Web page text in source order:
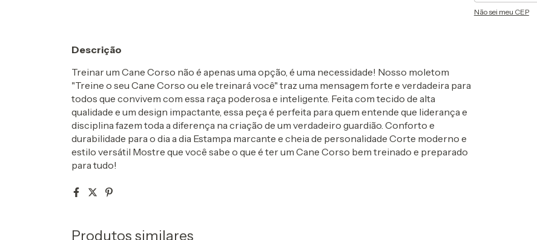
Não sei meu CEP
Descrição
Treinar um Cane Corso não é apenas uma opção, é uma necessidade! Nosso moletom
"Treine o seu Cane Corso ou ele treinará você" traz uma mensagem forte e verdadeira para
todos que convivem com essa raça poderosa e inteligente. Feita com tecido de alta
qualidade e um design impactante, essa peça é perfeita para quem entende que liderança e
disciplina fazem toda a diferença na criação de um verdadeiro guardião. Conforto e
durabilidade para o dia a dia Estampa marcante e cheia de personalidade Corte moderno e
estilo versátil Mostre que você sabe o que é ter um Cane Corso bem treinado e preparado
para tudo!
Produtos similares